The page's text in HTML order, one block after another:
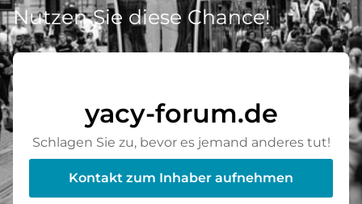
Nutzen Sie diese Chance!
yacy-forum.de
Schlagen Sie zu, bevor es jemand anderes tut!
Kontakt zum Inhaber aufnehmen